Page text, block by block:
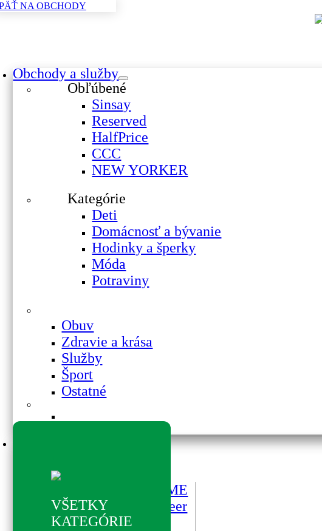
Skip
Obchody a služby
Obľúbené
Sinsay
Reserved
HalfPrice
CCC
NEW YORKER
Kategórie
Deti
Domácnosť a bývanie
Hodinky a šperky
Móda
Potraviny
Obuv
Zdravie a krása
Služby
Šport
Ostatné
VŠETKY
KATEGÓRIE
BISTRO YEME
SMÍCHOV beer
& food
NA OBCHODY